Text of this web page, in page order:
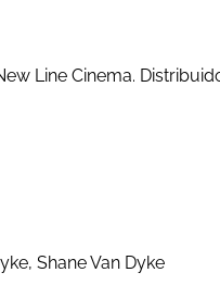
Line Cinema.
Shane Van Dyke